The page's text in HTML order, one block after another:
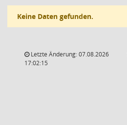
Keine Daten gefunden.
Letzte Änderung: 07.08.2026
17:02:15